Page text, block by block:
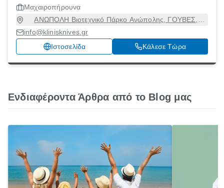
Μαχαιροπήρουνα
ΑΝΩΠΟΛΗ Βιοτεχνικό Πάρκο Ανώπολης, ΓΟΥΒΕΣ,
Γούβες, Ηράκλειο, 70008
info@klinisknives.gr
Ιστοσελίδα
Κάλεσε Τώρα
Ενδιαφέροντα Άρθρα από το Blog μας